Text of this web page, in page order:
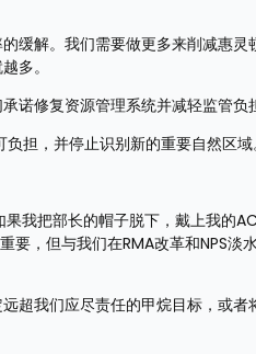
缓解。我们需要做更多来削减惠灵
多。
诺修复资源管理系统并减轻监管
负担，并停止识别新的重要自然区
我把部长的帽子脱下，戴上我的
，但与我们在RMA改革和NPS淡
超我们应尽责任的甲烷目标，或者